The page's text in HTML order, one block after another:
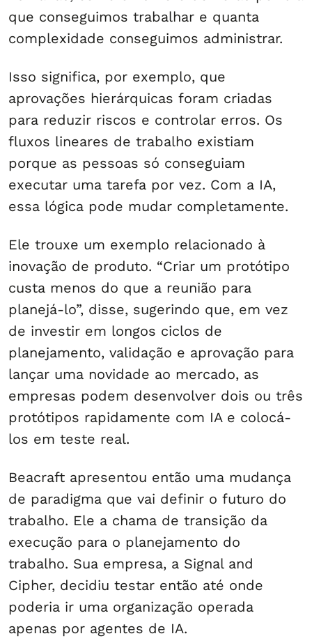
que conseguimos trabalhar e quanta
complexidade conseguimos administrar.
Isso significa, por exemplo, que
aprovações hierárquicas foram criadas
para reduzir riscos e controlar erros. Os
fluxos lineares de trabalho existiam
porque as pessoas só conseguiam
executar uma tarefa por vez. Com a IA,
essa lógica pode mudar completamente.
Ele trouxe um exemplo relacionado à
inovação de produto. “Criar um protótipo
custa menos do que a reunião para
planejá-lo”, disse, sugerindo que, em vez
de investir em longos ciclos de
planejamento, validação e aprovação para
lançar uma novidade ao mercado, as
empresas podem desenvolver dois ou três
protótipos rapidamente com IA e colocá-
los em teste real.
Beacraft apresentou então uma mudança
de paradigma que vai definir o futuro do
trabalho. Ele a chama de transição da
execução para o planejamento do
trabalho. Sua empresa, a Signal and
Cipher, decidiu testar então até onde
poderia ir uma organização operada
apenas por agentes de IA.